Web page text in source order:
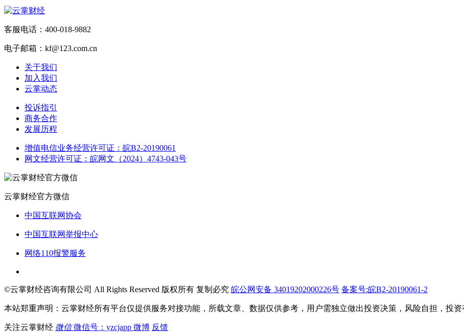
客服电话：400-018-9882
电子邮箱：kf@123.com.cn
关于我们
加入我们
云掌动态
投诉指引
商务合作
发展历程
增值电信业务经营许可证：皖B2-20190061
网文经营许可证：皖网文（2024）4743-043号
云掌财经官方微信
中国互联网协会
中国互联网举报中心
网络110报警服务
©云掌财经咨询有限公司 All Rights Reserved 版权所有 复制必究 皖公网安备 34019202000226号 备案号:皖B2-20190061-2
本站郑重声明：云掌财经所有平台仅提供服务对接功能，所载文章、数据仅供参考，用户需独立做出投资决策，风险自担，投资
关注云掌财经 微信 微信号：yzcjapp 微博 反馈